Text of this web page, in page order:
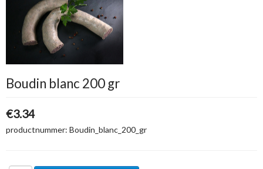
Boudin blanc 200 gr
€3.34
productnummer: Boudin_blanc_200_gr